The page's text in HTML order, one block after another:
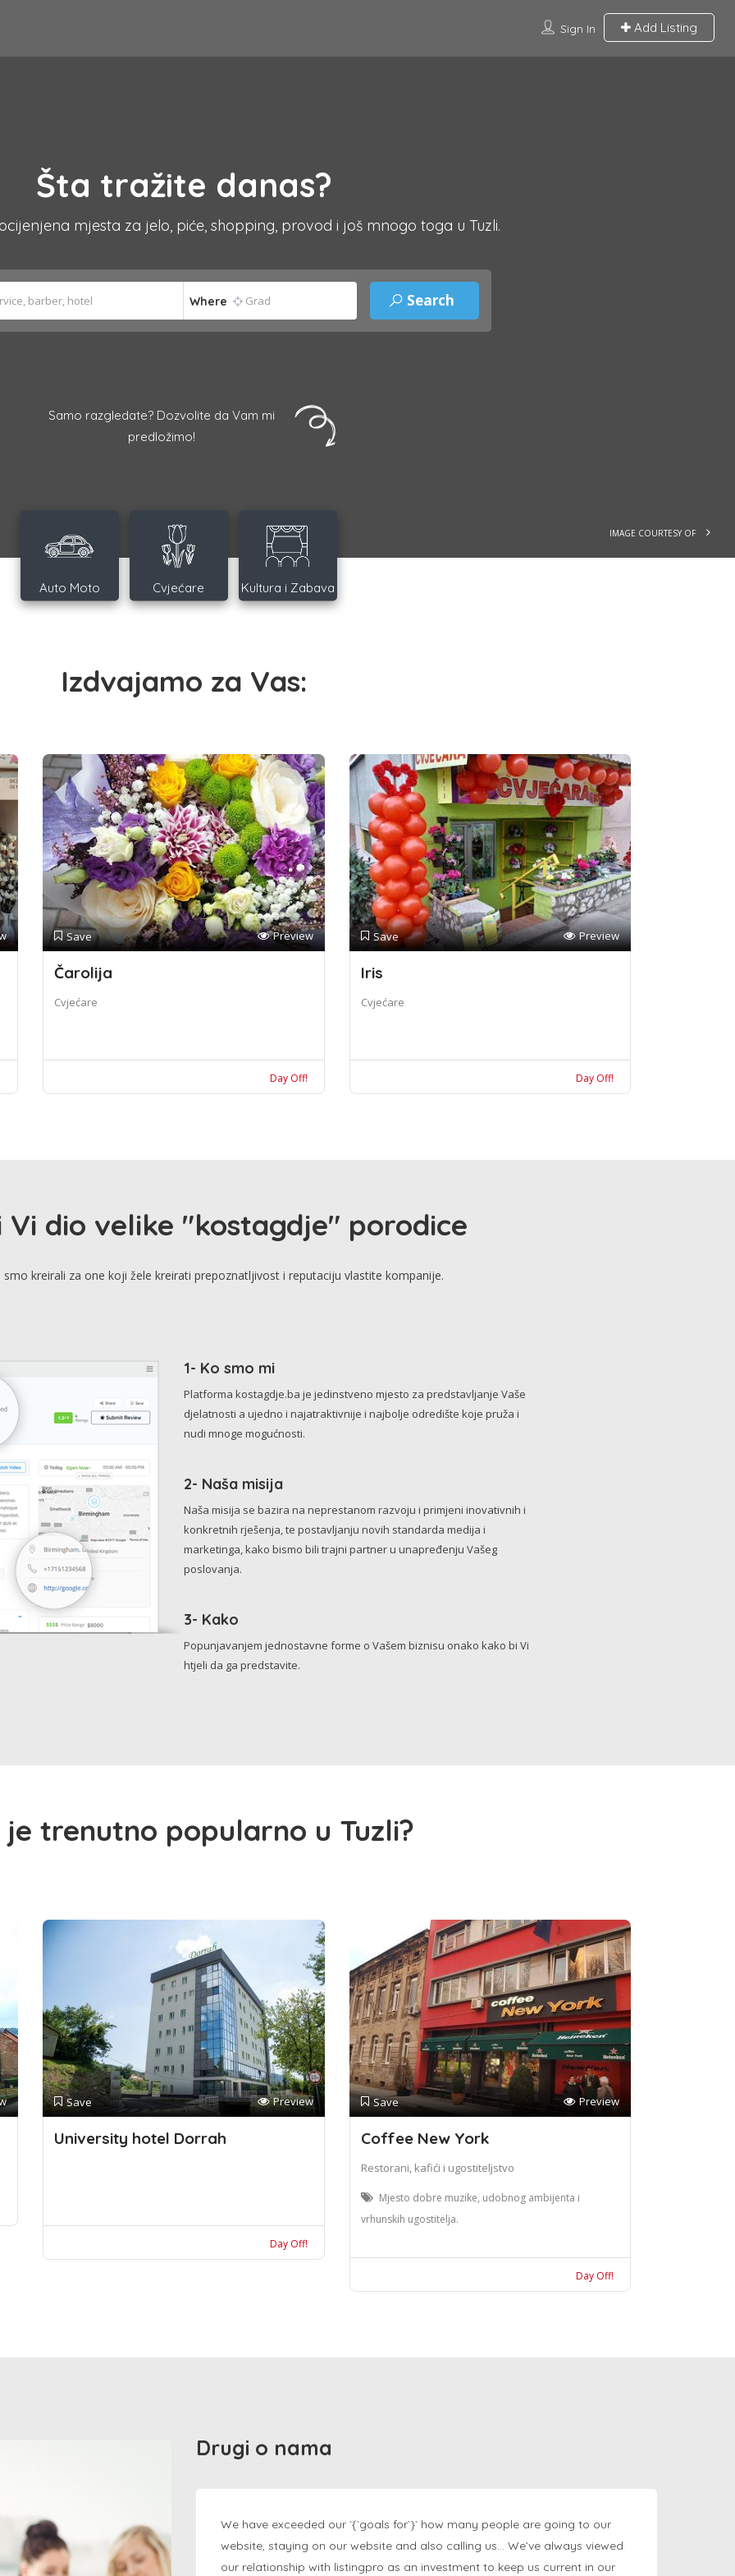
Sign In Add Listing
IMAGE COURTESY OF
Šta tražite danas?
mjesta za jelo, piće, shopping, provod i još mnogo toga u Tuzli.
Where
Samo razgledate? Dozvolite da Vam mi
predložimo!
Auto Moto Cvjećare Kultura i Zabava
Izdvajamo za Vas:
Save Preview
Čarolija
Cvjećare
Day Off!
Save Preview
Iris
Cvjećare
Day Off!
Vi dio velike "kostagdje" porodice
kreirali za one koji žele kreirati prepoznatljivost i reputaciju vlastite kompanije.
1- Ko smo mi
Platforma kostagdje.ba je jedinstveno mjesto za predstavljanje Vaše
djelatnosti a ujedno i najatraktivnije i najbolje odredište koje pruža i
nudi mnoge mogućnosti.
2- Naša misija
Naša misija se bazira na neprestanom razvoju i primjeni inovativnih i
konkretnih rješenja, te postavljanju novih standarda medija i
marketinga, kako bismo bili trajni partner u unapređenju Vašeg
poslovanja.
3- Kako
Popunjavanjem jednostavne forme o Vašem biznisu onako kako bi Vi
htjeli da ga predstavite.
je trenutno popularno u Tuzli?
Save Preview
University hotel Dorrah
Day Off!
Save Preview
Coffee New York
Restorani, kafići i ugostiteljstvo
Mjesto dobre muzike, udobnog ambijenta i
vrhunskih ugostitelja.
Day Off!
Drugi o nama
We have exceeded our `{`goals for`}` how many people are going to our
website, staying on our website and also calling us… We’ve always viewed
our relationship with listingpro as an investment to keep us current in our